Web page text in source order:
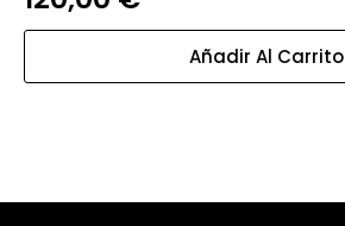
Añadir Al Carrito